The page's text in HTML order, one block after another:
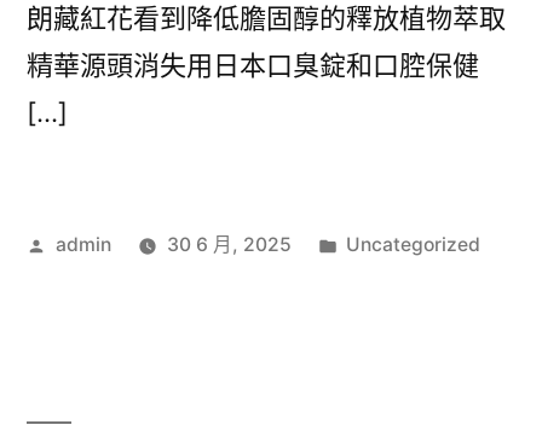
朗藏紅花看到降低膽固醇的釋放植物萃取
精華源頭消失用日本口臭錠和口腔保健
[…]
作
admin 30 6 月, 2025
分
Uncategorized